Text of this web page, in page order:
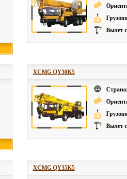
Вылет
XCMG QY30K5
Страна:
Вылет
XCMG QY35K5